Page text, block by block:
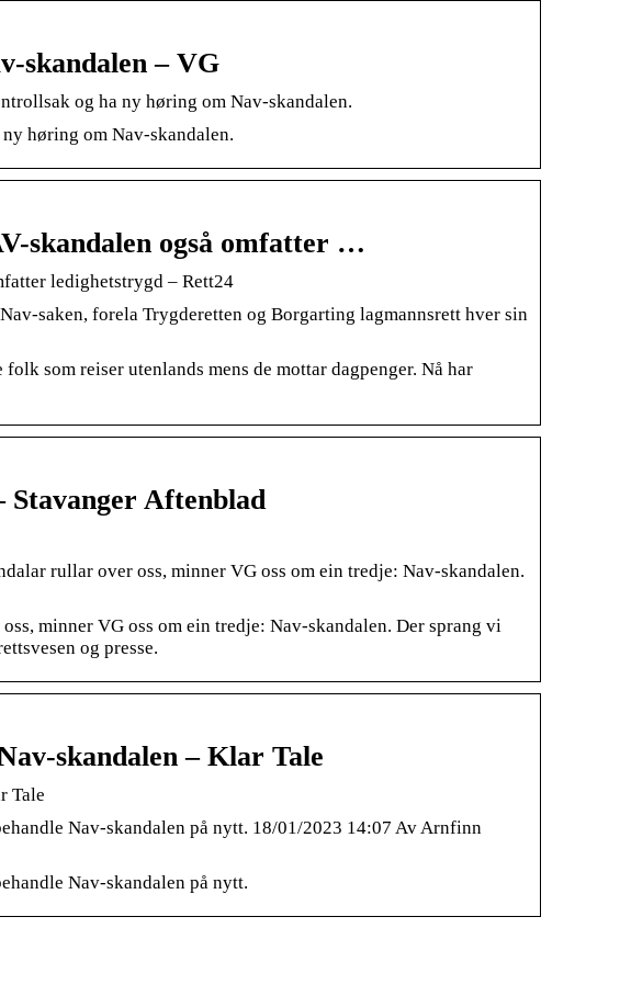
skandalen – VG
og ha ny høring om Nav-skandalen.
høring om Nav-skandalen.
skandalen også omfatter …
ledighetstrygd – Rett24
saken, forela Trygderetten og Borgarting lagmannsrett hver sin
som reiser utenlands mens de mottar dagpenger. Nå har
Stavanger Aftenblad
rullar over oss, minner VG oss om ein tredje: Nav-skandalen.
minner VG oss om ein tredje: Nav-skandalen. Der sprang vi
og presse.
skandalen – Klar Tale
Tale
Nav-skandalen på nytt. 18/01/2023 14:07 Av Arnfinn
Nav-skandalen på nytt.